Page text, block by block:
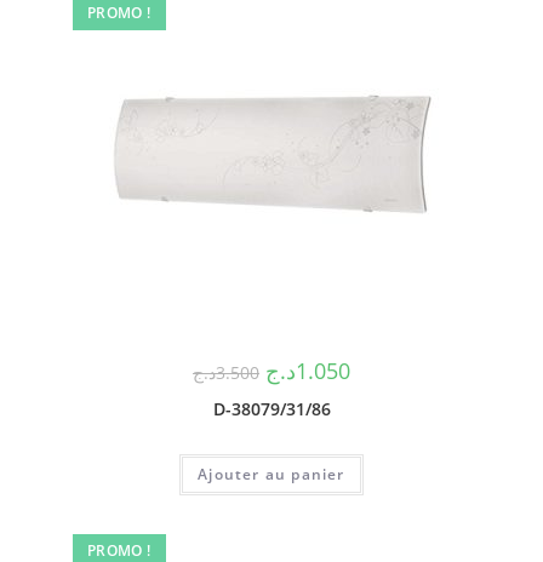
PROMO !
3.500د.ج 1.050د.ج
D-38079/31/86
Ajouter au panier
PROMO !